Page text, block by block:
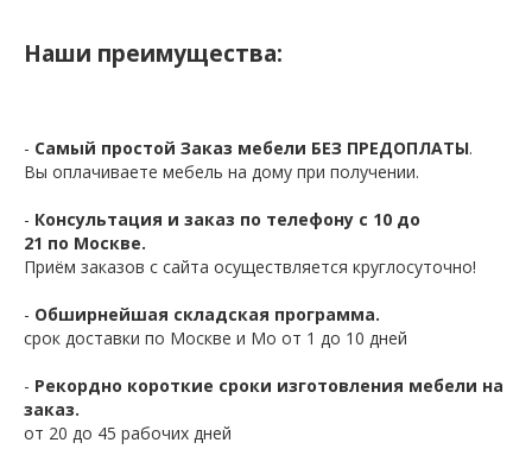
Наши преимущества:
- Самый простой Заказ мебели БЕЗ ПРЕДОПЛАТЫ.
Вы оплачиваете мебель на дому при получении.
- Консультация и заказ по телефону с 10 до
21 по Москве.
Приём заказов с сайта осуществляется круглосуточно!
- Обширнейшая складская программа.
срок доставки по Москве и Мо от 1 до 10 дней
- Рекордно короткие сроки изготовления мебели на
заказ.
от 20 до 45 рабочих дней